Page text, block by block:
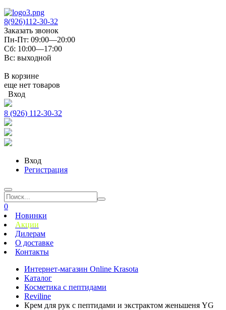
8(926)112-30-32
Заказать звонок
Пн-Пт: 09:00—20:00
Сб: 10:00—17:00
Вс: выходной
В корзине
еще нет товаров
Вход
8 (926) 112-30-32
Вход
Регистрация
0
Новинки
Акции
Дилерам
О доставке
Контакты
Интернет-магазин Online Krasota
Каталог
Косметика с пептидами
Reviline
Крем для рук с пептидами и экстрактом женьшеня YG